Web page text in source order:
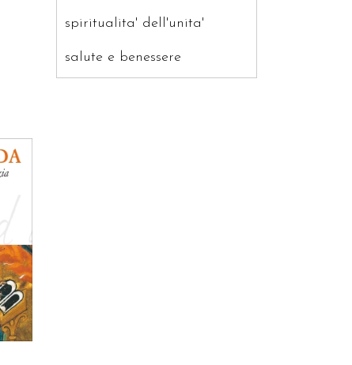
spiritualita' dell'unita'
salute e benessere